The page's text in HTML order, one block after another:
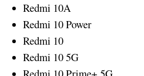
Redmi 10A
Redmi 10 Power
Redmi 10
Redmi 10 5G